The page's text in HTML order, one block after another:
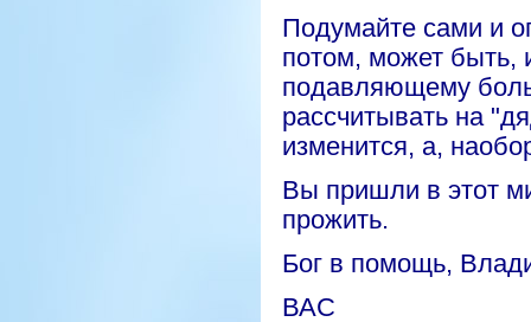
Подумайте сами и
потом, может быть,
подавляющему
рассчитывать на
изменится, а,
Вы пришли в этот
прожить.
Бог в помощь,
ВАС